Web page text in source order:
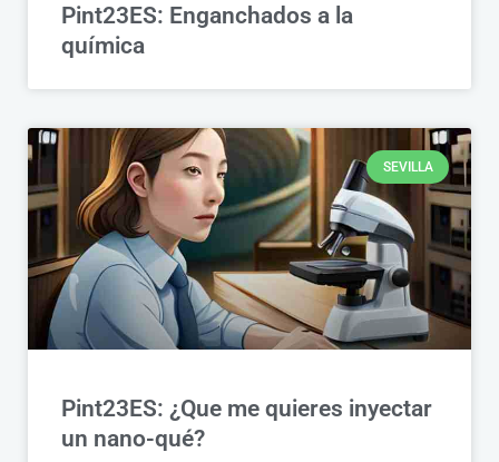
Pint23ES: Enganchados a la
química
SEVILLA
Pint23ES: ¿Que me quieres inyectar
un nano-qué?